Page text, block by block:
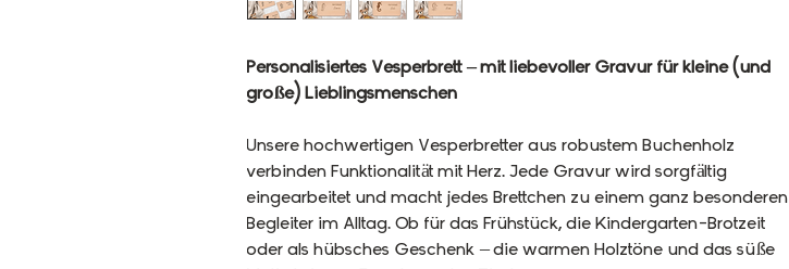
Personalisiertes Vesperbrett – mit liebevoller Gravur für kleine (und
große) Lieblingsmenschen
Unsere hochwertigen Vesperbretter aus robustem Buchenholz
verbinden Funktionalität mit Herz. Jede Gravur wird sorgfältig
eingearbeitet und macht jedes Brettchen zu einem ganz besonderen
Begleiter im Alltag. Ob für das Frühstück, die Kindergarten-Brotzeit
oder als hübsches Geschenk – die warmen Holz­töne und das süße